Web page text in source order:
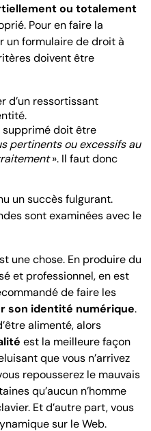
ou totalement
Pour en faire la
un formulaire de droit à
doivent être
d’un ressortissant
doit être
pertinents ou excessifs au
». Il faut donc
un succès fulgurant.
sont examinées avec le
une chose. En produire du
et professionnel, en est
de faire les
son identité numérique.
alimenté, alors
est la meilleure façon
que vous n’arrivez
repousserez le mauvais
qu’aucun n’homme
Et d’autre part, vous
sur le Web.